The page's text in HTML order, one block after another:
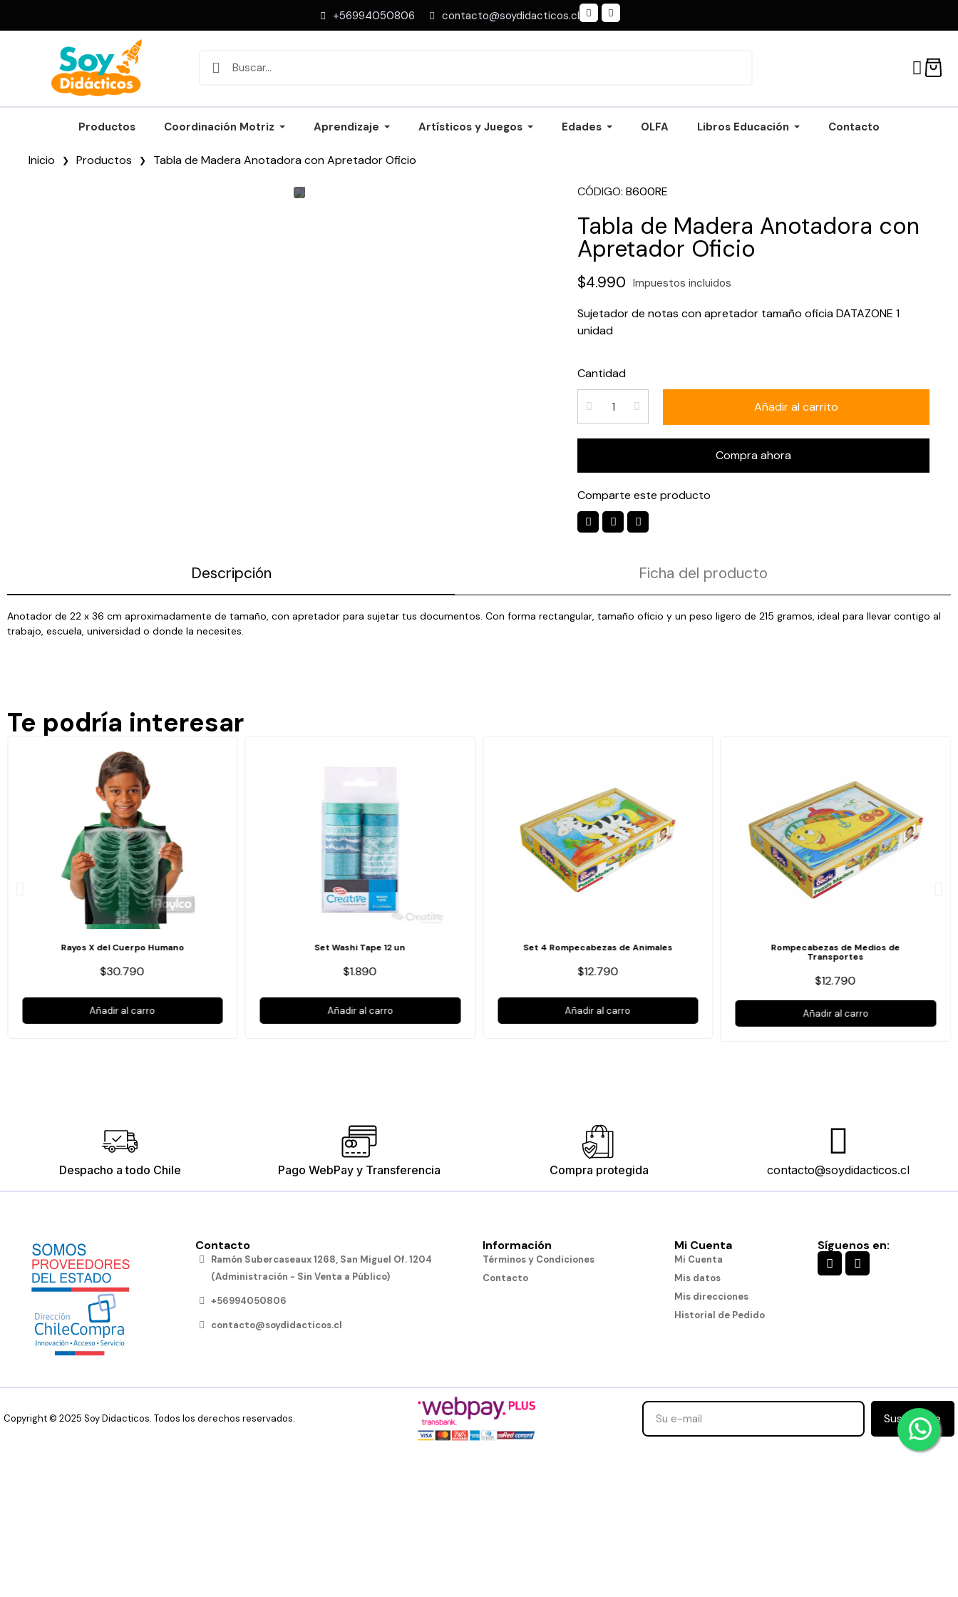
+56994050806 contacto@soydidacticos.cl
Productos Coordinación Motriz Aprendizaje Artísticos y Juegos Edades OLFA Libros Educación Contacto
Inicio Productos Tabla de Madera Anotadora con Apretador Oficio
CÓDIGO B600RE
Tabla de Madera Anotadora con
Apretador Oficio
$4.990 Impuestos incluidos
Sujetador de notas con apretador tamaño oficia DATAZONE 1
unidad
Cantidad
Añadir al carrito
Compra ahora
Comparte este producto
Descripción Ficha del producto
Anotador de 22 x 36 cm aproximadamente de tamaño, con apretador para sujetar tus documentos. Con forma rectangular, tamaño oficio y un peso ligero de 215 gramos, ideal para llevar contigo al
trabajo, escuela, universidad o donde la necesites.
Te podría interesar
Rayos X del Cuerpo Humano
$30.790
Añadir al carro
Set Washi Tape 12 un
$1.890
Añadir al carro
Set 4 Rompecabezas de Animales
$12.790
Añadir al carro
Rompecabezas de Medios de
Transportes
$12.790
Añadir al carro
Despacho a todo Chile Pago WebPay y Transferencia Compra protegida contacto@soydidacticos.cl
Contacto
Ramón Subercaseaux 1268, San Miguel Of. 1204
(Administración - Sin Venta a Público)
+56994050806
contacto@soydidacticos.cl
Información
Términos y Condiciones
Contacto
Mi Cuenta
Mi Cuenta
Mis datos
Mis direcciones
Historial de Pedido
Síguenos en:
Copyright © 2025 Soy Didacticos. Todos los derechos reservados. Suscribirse